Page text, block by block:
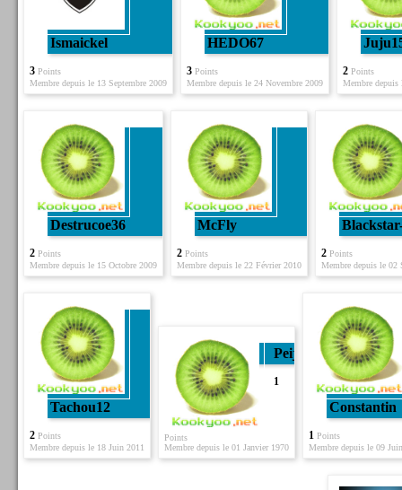
Ismaickel
3Points
Membre depuis le 13 Septembre 2009
HEDO67
3Points
Membre depuis le 24 Novembre 2009
2Points
Membre depuis
Destrucoe36
2Points
Membre depuis le 15 Octobre 2009
McFly
2Points
Membre depuis le 22 Février 2010
2Points
Membre depuis le 02
Tachou12
2Points
Membre depuis le 18 Juin 2011
Peij
1
Points
Membre depuis le 01 Janvier 1970
Constantin
1 Points
Membre depuis le 09